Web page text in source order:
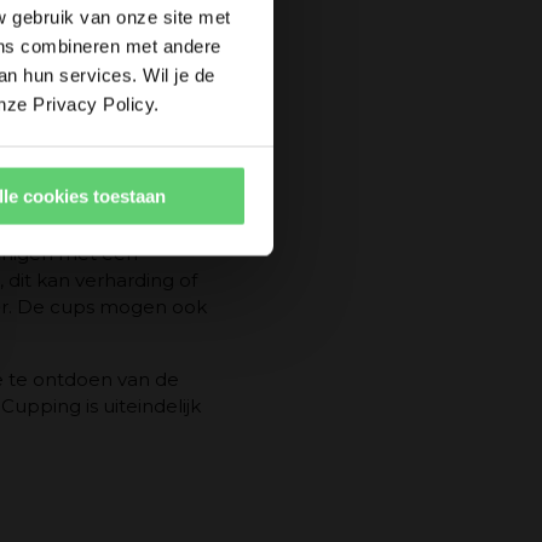
gebruik van onze site met
combineren met andere
hun services. Wil je de
Privacy Policy.
cookies toestaan
met een
De cups mogen ook
te ontdoen van de
is uiteindelijk